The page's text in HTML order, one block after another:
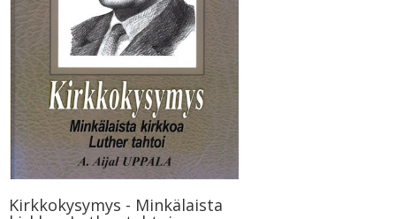
Kirkkokysymys - Minkälaista